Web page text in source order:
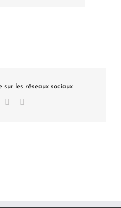
sur les réseaux sociaux